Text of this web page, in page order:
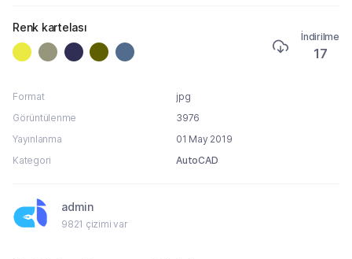
Renk kartelası
İndirilme
17
Format
jpg
Görüntülenme
3976
Yayınlanma
01 May 2019
Kategori
AutoCAD
admin
9821 çizimi var